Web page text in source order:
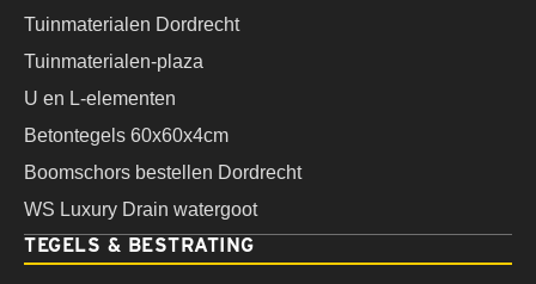
Tuinmaterialen Dordrecht
Tuinmaterialen-plaza
U en L-elementen
Betontegels 60x60x4cm
Boomschors bestellen Dordrecht
WS Luxury Drain watergoot
TEGELS & BESTRATING